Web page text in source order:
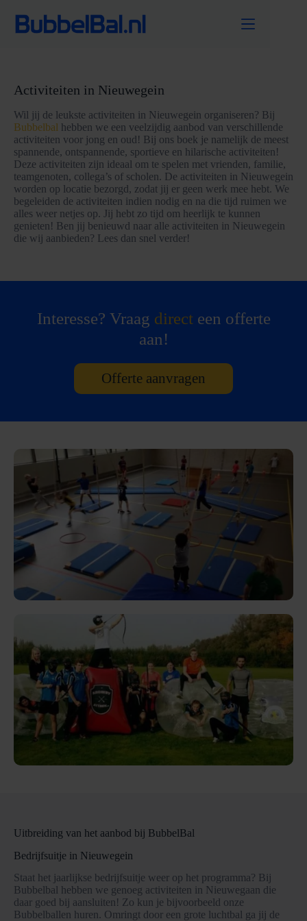
naar
Activiteiten in Nieuwegein
Wil jij de leukste activiteiten in Nieuwegein organiseren? Bij
Bubbelbal hebben we een veelzijdig aanbod van verschillende
activiteiten voor jong en oud! Bij ons boek je namelijk de meest
spannende, ontspannende, sportieve en hilarische activiteiten!
Deze activiteiten zijn ideaal om te spelen met vrienden, familie,
teamgenoten, collega’s of scholen. De activiteiten in Nieuwegein
worden op locatie bezorgd, zodat jij er geen werk mee hebt. We
begeleiden de activiteiten indien nodig en na die tijd ruimen we
alles weer netjes op. Jij hebt zo tijd om heerlijk te kunnen
genieten! Ben jij benieuwd naar alle activiteiten in Nieuwegein
die wij aanbieden? Lees dan snel verder!
Interesse? Vraag directeen offerte
aan!
Offerte aanvragen
Uitbreiding van het aanbod bij BubbelBal
Bedrijfsuitje in Nieuwegein
Staat het jaarlijkse bedrijfsuitje weer op het programma? Bij
Bubbelbal hebben we genoeg activiteiten in Nieuwegaan die
daar goed bij aansluiten! Zo kun je bijvoorbeeld onze
Bubbelballen huren. Omringt door een grote luchtbal ga jij de